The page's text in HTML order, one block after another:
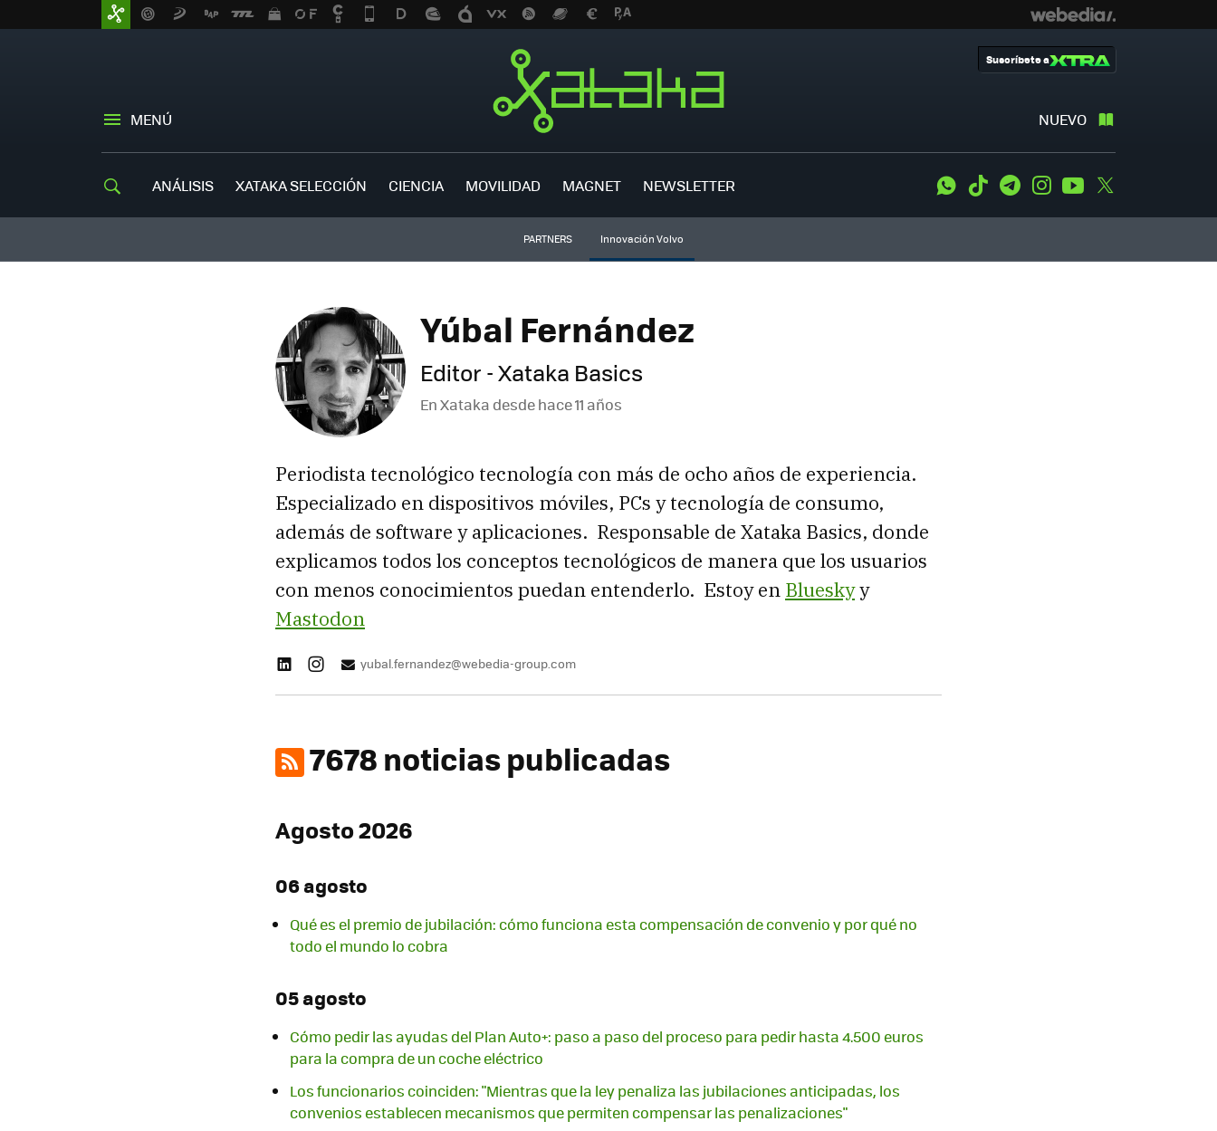
MENÚ NUEVO
Suscríbete a
ANÁLISIS XATAKA SELECCIÓN CIENCIA MOVILIDAD MAGNET NEWSLETTER WhatsApp
Tiktok TelegramInstagramYoutube
PARTNERS Innovación Volvo
Yúbal Fernández
Editor - Xataka Basics
En Xataka desdehace 11 años
Periodista tecnológico tecnología con más de ocho años de experiencia.
Especializado en dispositivos móviles, PCs y tecnología de consumo,
además de software y aplicaciones. Responsable de Xataka Basics, donde
explicamos todos los conceptos tecnológicos de manera que los usuarios
con menos conocimientos puedan entenderlo. Estoy en Blueskyy
Mastodon
yubal.fernandez@webedia-group.com
7678 noticias publicadas
Agosto 2026
06 agosto
Qué es el premio de jubilación: cómo funciona esta compensación de convenio y por qué no
todo el mundo lo cobra
05 agosto
Cómo pedir las ayudas del Plan Auto+: paso a paso del proceso para pedir hasta 4.500 euros
para la compra de un coche eléctrico
Los funcionarios coinciden: "Mientras que la ley penaliza las jubilaciones anticipadas, los
convenios establecen mecanismos que permiten compensar las penalizaciones"